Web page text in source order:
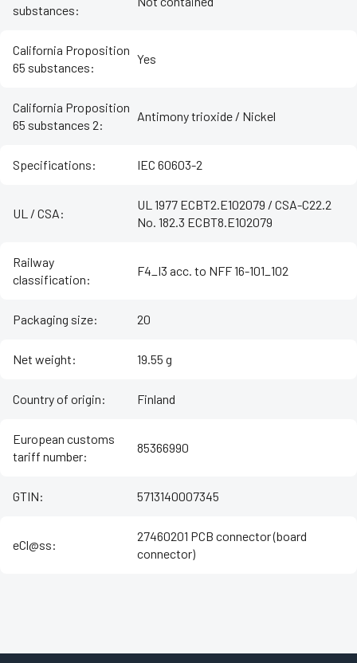
substances:
California Proposition
65 substances:
Yes
California Proposition
65 substances 2:
Antimony trioxide / Nickel
Specifications: IEC 60603-2
UL / CSA:
UL 1977 ECBT2.E102079 / CSA-C22.2
No. 182.3 ECBT8.E102079
Railway
classification:
F4_I3 acc. to NFF 16-101_102
Packaging size: 20
Net weight: 19.55 g
Country of origin: Finland
European customs
tariff number:
85366990
GTIN: 5713140007345
eCl@ss:
27460201 PCB connector (board
connector)